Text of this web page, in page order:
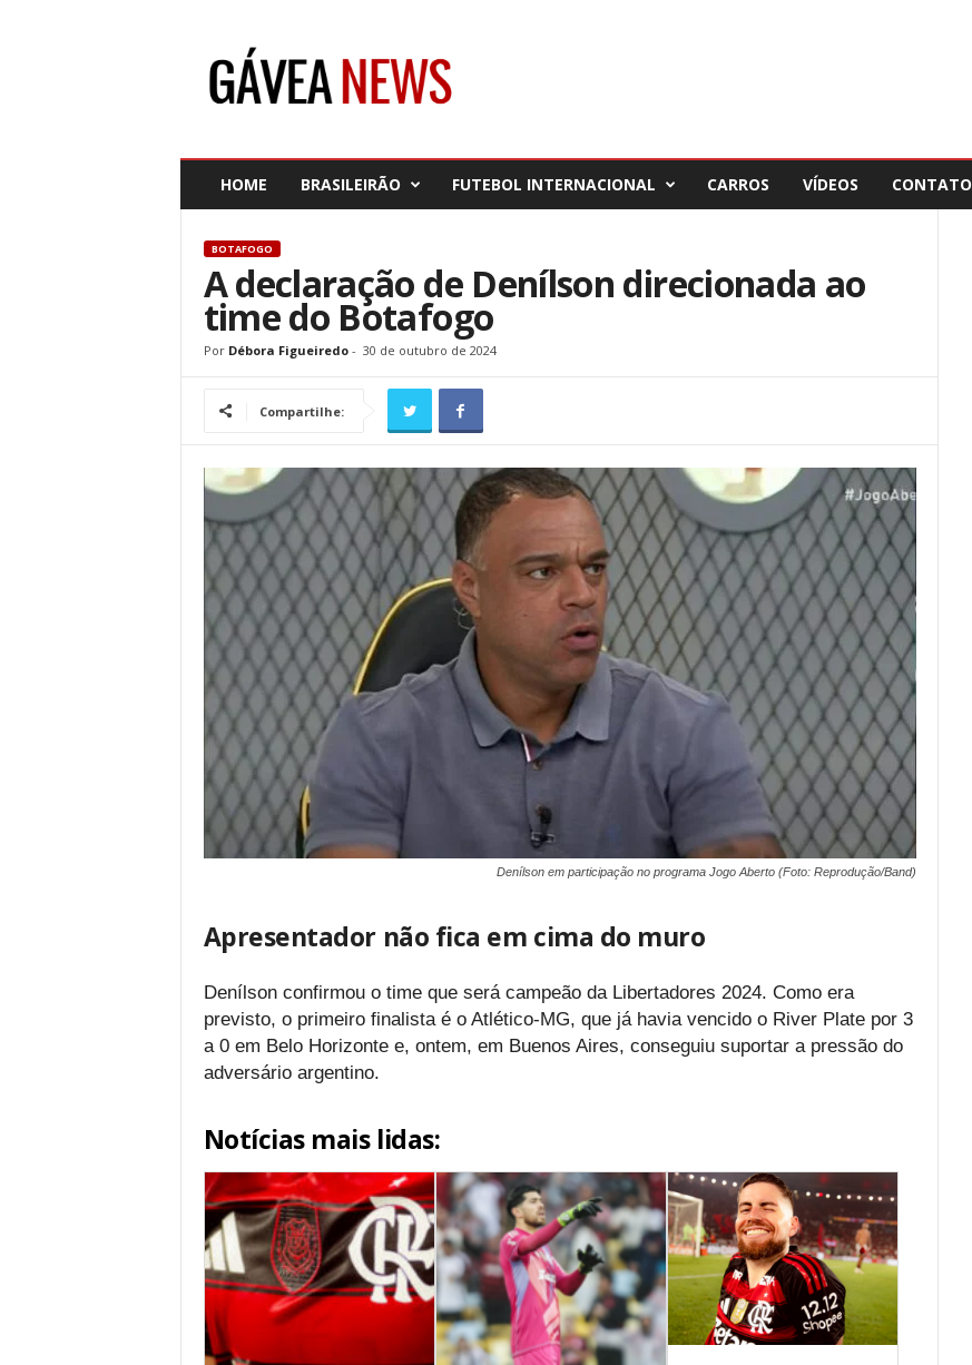
HOME BRASILEIRÃO FUTEBOL INTERNACIONAL CARROS VÍDEOS CONTATO
BOTAFOGO
A declaração de Denílson direcionada ao
time do Botafogo
Por Débora Figueiredo- 30 de outubro de 2024
Compartilhe:
Denílson em participação no programa Jogo Aberto (Foto: Reprodução/Band)
Apresentador não fica em cima do muro
Denílson confirmou o time que será campeão da Libertadores 2024. Como era
previsto, o primeiro finalista é o Atlético-MG, que já havia vencido o River Plate por 3
a 0 em Belo Horizonte e, ontem, em Buenos Aires, conseguiu suportar a pressão do
adversário argentino.
Notícias mais lidas: